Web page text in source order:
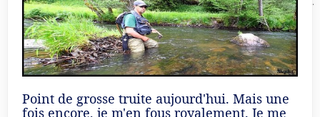
Point de grosse truite aujourd'hui. Mais une
fois encore, je m'en fous royalement. Je me